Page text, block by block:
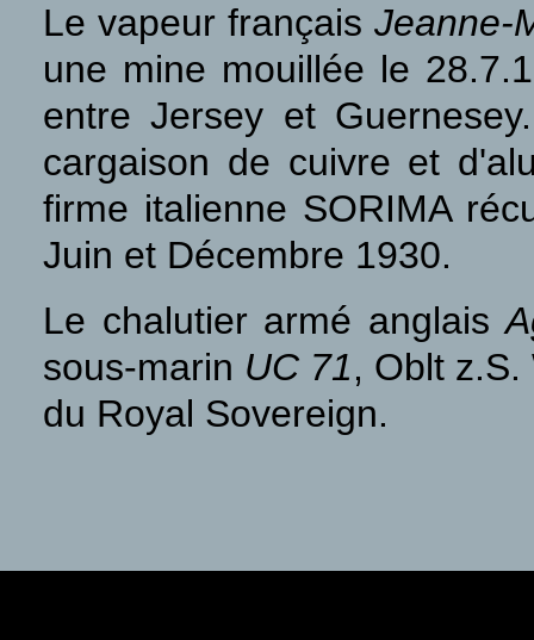
Le vapeur français Jeanne-
une mine mouillée le
entre Jersey et
cargaison de cuivre et
firme italienne SORIMA
Juin et Décembre 1930.
Le chalutier armé anglais
sous-marin UC 71, Oblt
du Royal Sovereign.